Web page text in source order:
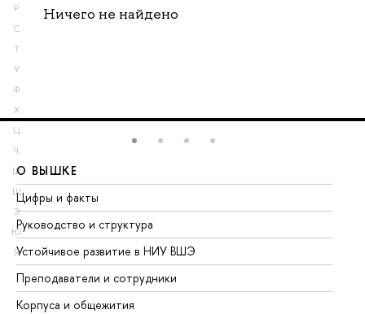
Р
С
Т
У
Ф
Х
Ц
Ч
Ш
Щ
Э
Ю
Я
Ничего не найдено
О ВЫШКЕ
Цифры и факты
Руководство и структура
Устойчивое развитие в НИУ ВШЭ
Преподаватели и сотрудники
Корпуса и общежития